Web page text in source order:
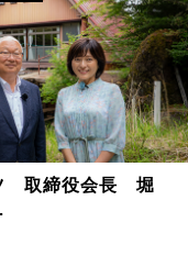
取締役会長 堀
かんだ八ヶ岳 山